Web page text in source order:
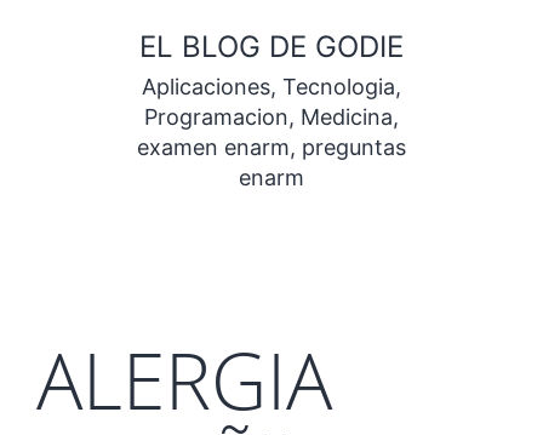
contenido
EL BLOG DE GODIE
Aplicaciones, Tecnologia,
Programacion, Medicina,
examen enarm, preguntas
enarm
ALERGIA